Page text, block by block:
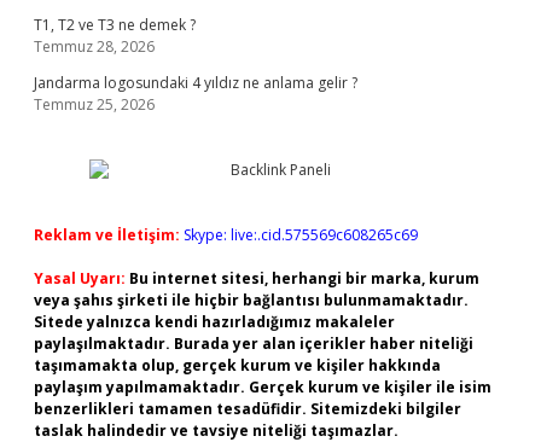
T1, T2 ve T3 ne demek ?
Temmuz 28, 2026
Jandarma logosundaki 4 yıldız ne anlama gelir ?
Temmuz 25, 2026
Reklam ve İletişim: Skype: live:.cid.575569c608265c69
Yasal Uyarı: Bu internet sitesi, herhangi bir marka, kurum
veya şahıs şirketi ile hiçbir bağlantısı bulunmamaktadır.
Sitede yalnızca kendi hazırladığımız makaleler
paylaşılmaktadır. Burada yer alan içerikler haber niteliği
taşımamakta olup, gerçek kurum ve kişiler hakkında
paylaşım yapılmamaktadır. Gerçek kurum ve kişiler ile isim
benzerlikleri tamamen tesadüfidir. Sitemizdeki bilgiler
taslak halindedir ve tavsiye niteliği taşımazlar.